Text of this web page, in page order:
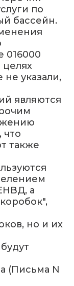
по
бассейн.
016000
указали,
являются
что
также
а
но и их
(Письма N